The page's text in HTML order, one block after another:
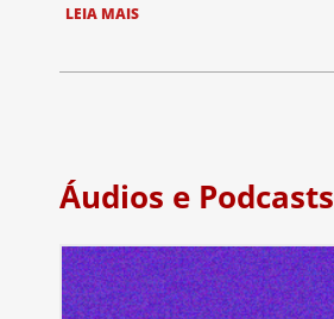
LEIA MAIS
Áudios e Podcasts